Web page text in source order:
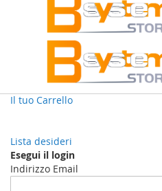
Il tuo Carrello
Lista desideri
Esegui il login
Indirizzo Email